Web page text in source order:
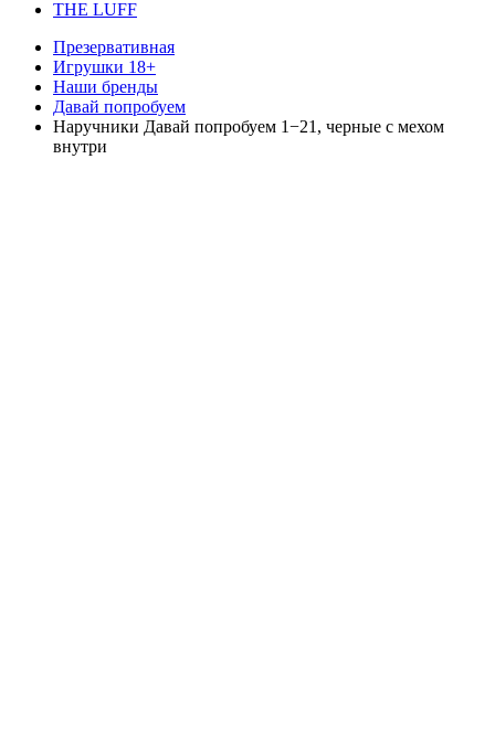
THE LUFF
Презервативная
Игрушки 18+
Наши бренды
Давай попробуем
Наручники Давай попробуем 1−21, черные с мехом
внутри